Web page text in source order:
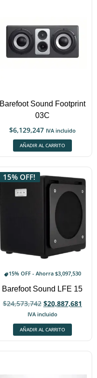
Barefoot Sound Footprint
03C
$6,129,247 IVA incluido
AÑADIR AL CARRITO
15% OFF!
15% OFF - Ahorra $3,097,530
Barefoot Sound LFE 15
$24,573,742 $20,887,681
IVA incluido
AÑADIR AL CARRITO